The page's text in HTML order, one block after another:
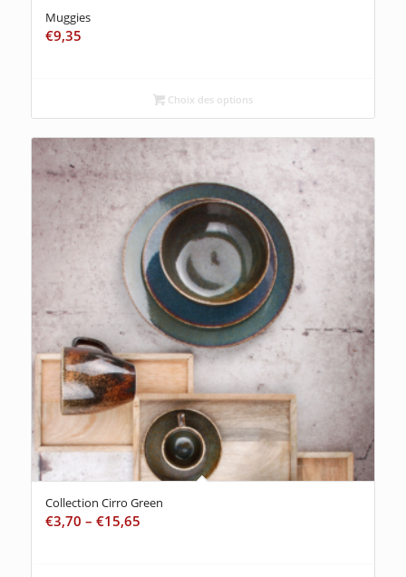
Muggies
€9,35
Choix des options
Collection Cirro Green
€3,70 – €15,65